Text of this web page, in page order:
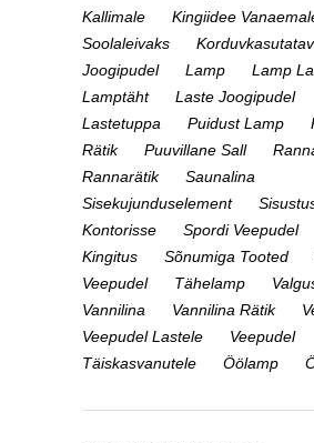
Kallimale
Kingiidee
Soolaleivaks
Korduvkasutatav
Joogipudel
Lamp
Lamp
Lamptäht
Laste Joogipudel
Lastetuppa
Puidust Lamp
Rätik
Puuvillane Sall
Rannarätik
Saunalina
Sisekujunduselement
Kontorisse
Spordi Veepudel
Kingitus
Sõnumiga Tooted
Veepudel
Tähelamp
Vannilina
Vannilina Rätik
Veepudel Lastele
Veepudel
Täiskasvanutele
Öölamp